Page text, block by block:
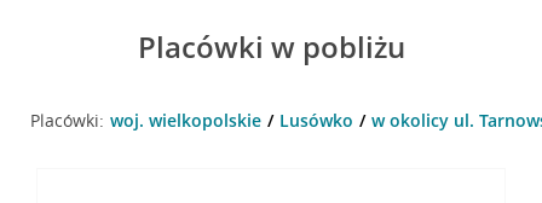
Placówki w pobliżu
Placówki: woj. wielkopolskie Lusówko w okolicy ul.